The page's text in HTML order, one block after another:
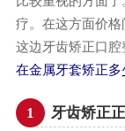
疗。在这方面价
这边牙齿矫正口
在金属牙套矫正多
1
牙齿矫正